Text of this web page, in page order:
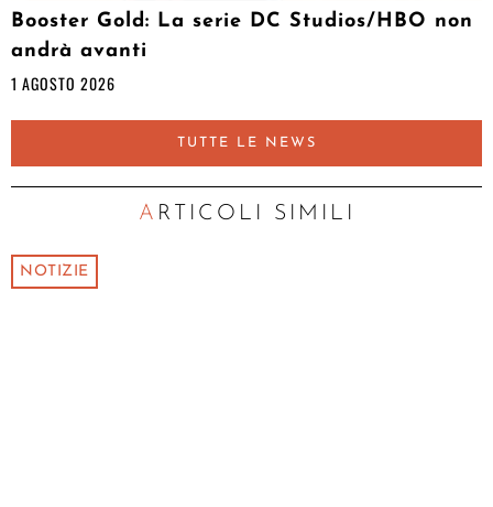
Booster Gold: La serie DC Studios/HBO non
andrà avanti
1 AGOSTO 2026
TUTTE LE NEWS
ARTICOLI SIMILI
NOTIZIE